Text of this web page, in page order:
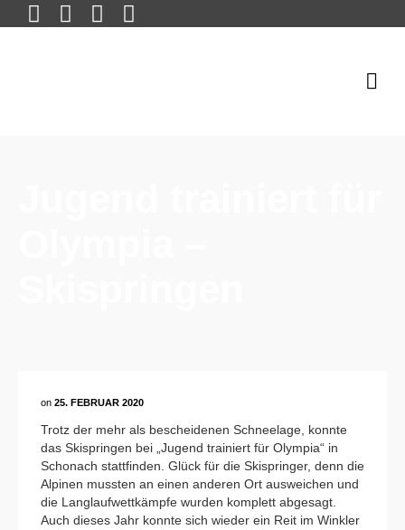
on 25. FEBRUAR 2020
Trotz der mehr als bescheidenen Schneelage, konnte
das Skispringen bei „Jugend trainiert für Olympia“ in
Schonach stattfinden. Glück für die Skispringer, denn die
Alpinen mussten an einen anderen Ort ausweichen und
die Langlaufwettkämpfe wurden komplett abgesagt.
Auch dieses Jahr konnte sich wieder ein Reit im Winkler